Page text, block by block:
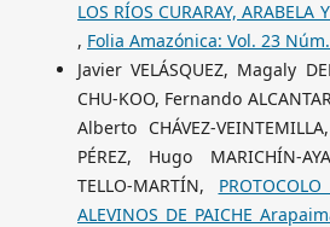
LOS RÍOS CURARAY, ARABELA
, Folia Amazónica: Vol. 23
Javier VELÁSQUEZ, Magaly
CHU-KOO, Fernando
Alberto CHÁVEZ-
PÉREZ, Hugo MARICHÍN-
TELLO-MARTÍN,
ALEVINOS DE PAICHE